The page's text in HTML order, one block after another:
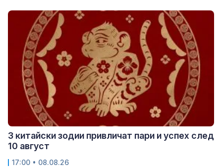
3 китайски зодии привличат пари и успех след
10 август
17:00 • 08.08.26